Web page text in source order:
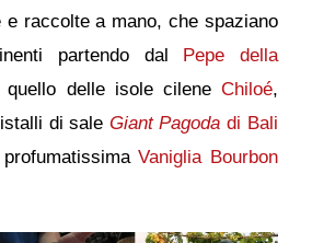
e raccolte a mano, che spaziano
partendo dal
Pepe della
delle isole cilene Chiloé,
di sale Giant Pagoda di Bali
Vaniglia Bourbon